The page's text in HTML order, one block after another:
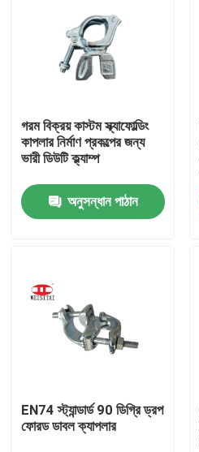
পণ্য
আমাদের সম্পর্কে
মান নিয়ন্ত্রণ
গরম বিক্রয় কাস্টম স্ক্যাফোল্ডিং
কাপলার নির্মাণ প্রকল্পের জন্য
ভারী ডিউটি ক্ল্যাম্প
অনুসন্ধান পাঠান
EN74 স্ট্যান্ডার্ড 90 ডিগ্রি ড্রপ
ফোরড ডাবল ক্যাপলার